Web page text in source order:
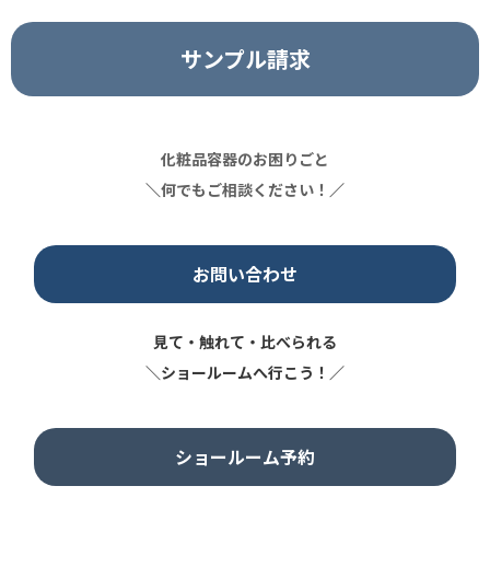
サンプル請求
化粧品容器のお困りごと
＼何でもご相談ください！ ／
お問い合わせ
見て・触れて・比べられる
＼ショールームへ行こう！／
ショールーム予約